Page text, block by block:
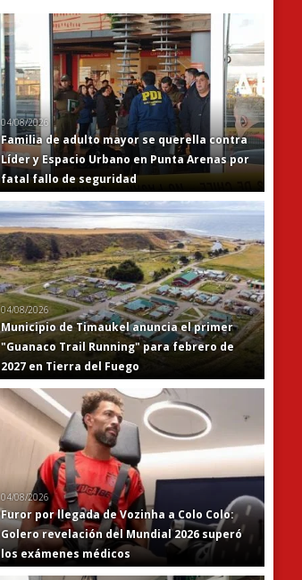
04/08/2026
Familia de adulto mayor se querella contra
Líder y Espacio Urbano en Punta Arenas por
fatal fallo de seguridad
04/08/2026
Municipio de Timaukel anuncia el primer
"Guanaco Trail Running" para febrero de
2027 en Tierra del Fuego
04/08/2026
Furor por llegada de Vozinha a Colo Colo:
Golero revelación del Mundial 2026 superó
los exámenes médicos